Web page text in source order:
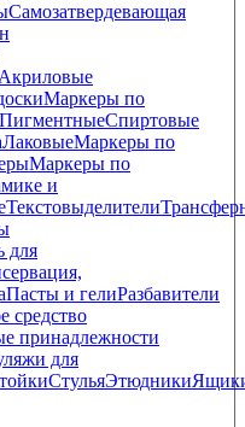
Самозатвердевающая
Акриловые
Маркеры по
ПигментныеCпиртовые
ЛаковыеМаркеры по
Маркеры по
и
Текстовыделители
для
Пасты и гелиРазбавители
средство
принадлежности
для
СтульяЭтюдники